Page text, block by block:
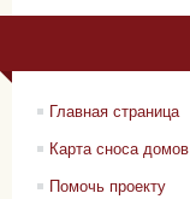
Главная страница
Карта сноса домов
Помочь проекту